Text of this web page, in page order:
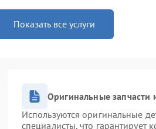
Показать все услуги
Оригинальные запчасти
Используются оригинальные
специалисты, что гарантирует